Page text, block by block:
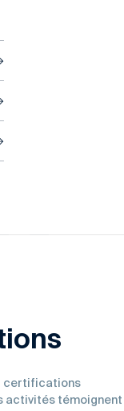
certifications
activités témoignent